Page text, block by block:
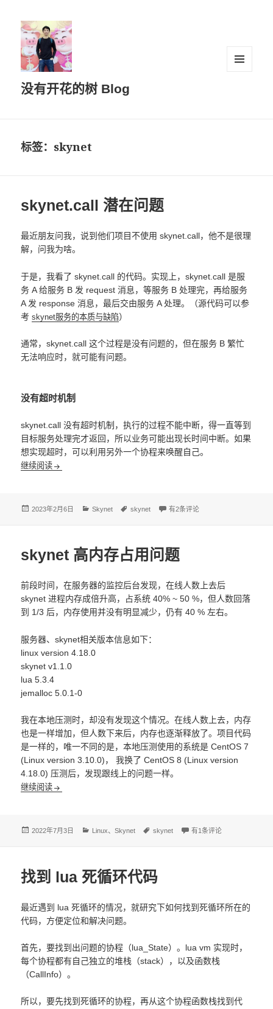
没有开花的树 Blog
标签：skynet
skynet.call 潜在问题
最近朋友问我，说到他们项目不使用 skynet.call，他不是很理
解，问我为啥。
于是，我看了 skynet.call 的代码。实现上，skynet.call 是服
务 A 给服务 B 发 request 消息，等服务 B 处理完，再给服务
A 发 response 消息，最后交由服务 A 处理。（源代码可以参
考skynet服务的本质与缺陷）
通常，skynet.call 这个过程是没有问题的，但在服务 B 繁忙
无法响应时，就可能有问题。
没有超时机制
skynet.call 没有超时机制，执行的过程不能中断，得一直等到
目标服务处理完才返回，所以业务可能出现长时间中断。如果
想实现超时，可以利用另外一个协程来唤醒自己。
继续阅读 skynet.call 潜在问题
发
2023年2月6日
分
Skynet
标
skynet skynet.call 潜在问题
有2条评论
skynet 高内存占用问题
前段时间，在服务器的监控后台发现，在线人数上去后
skynet 进程内存成倍升高，占系统 40% ~ 50 %，但人数回落
到 1/3 后，内存使用并没有明显减少，仍有 40 % 左右。
服务器、skynet相关版本信息如下：
linux version 4.18.0
skynet v1.1.0
lua 5.3.4
jemalloc 5.0.1-0
我在本地压测时，却没有发现这个情况。在线人数上去，内存
也是一样增加，但人数下来后，内存也逐渐释放了。项目代码
是一样的，唯一不同的是，本地压测使用的系统是 CentOS 7
(Linux version 3.10.0)， 我换了 CentOS 8 (Linux version
4.18.0) 压测后，发现跟线上的问题一样。
继续阅读 skynet 高内存占用问题
发
2022年7月3日
分
Linux、 Skynet
标
skynet skynet 高内存占用问题
有1条评论
找到 lua 死循环代码
最近遇到 lua 死循环的情况，就研究下如何找到死循环所在的
代码，方便定位和解决问题。
首先，要找到出问题的协程（lua_State）。lua vm 实现时，
每个协程都有自己独立的堆栈（stack），以及函数栈
（CallInfo）。
所以，要先找到死循环的协程，再从这个协程函数栈找到代